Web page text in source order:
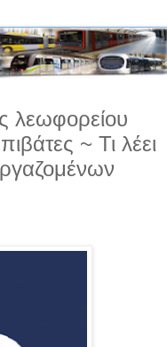
λεωφορείου
~ Τι λέει